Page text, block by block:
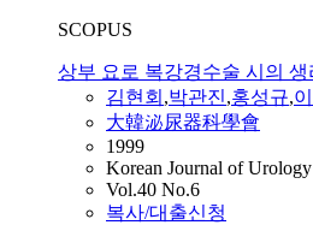
SCOPUS
상부 요로 복강경수술 시의
김현회 ,박관진,홍성규,
大韓泌尿器科學會
1999
Korean Journal of Urology
Vol.40 No.6
복사/대출신청